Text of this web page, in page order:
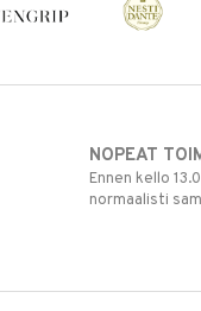
NOPEAT
Ennen kello
normaalisti